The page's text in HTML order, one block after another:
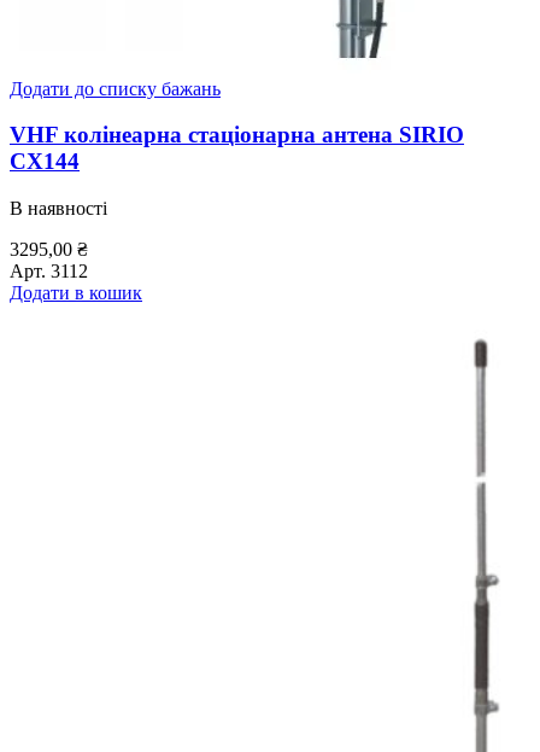
Додати до списку бажань
VHF колінеарна стаціонарна антена SIRIO
CX144
В наявності
3295,00 ₴
Арт. 3112
Додати в кошик